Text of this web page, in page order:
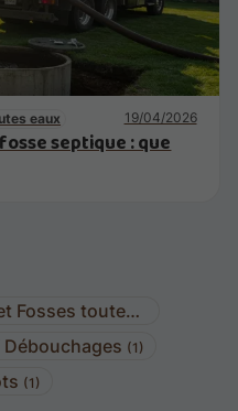
Entretien / Vidange et Fosses toutes eaux
(1)
(1)
eaux 19/04/2026
septique : que